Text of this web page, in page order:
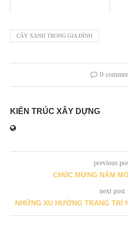
CÂY XANH TRONG GIA ĐÌNH
0
KIẾN TRÚC XÂY DỰNG
previous
CHÚC MỪNG NĂM
next post
NHỮNG XU HƯỚNG TRANG TRÍ